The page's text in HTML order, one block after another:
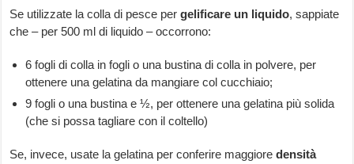
Se utilizzate la colla di pesce pergelificare un liquido, sappiate
che – per 500 ml di liquido – occorrono:
6 fogli di colla in fogli o una bustina di colla in polvere, per
ottenere una gelatina da mangiare col cucchiaio;
9 fogli o una bustina e ½, per ottenere una gelatina più solida
(che si possa tagliare con il coltello)
Se, invece, usate la gelatina per conferire maggioredensità